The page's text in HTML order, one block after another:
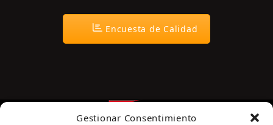
Gestionar Consentimiento
Encuesta de Calidad